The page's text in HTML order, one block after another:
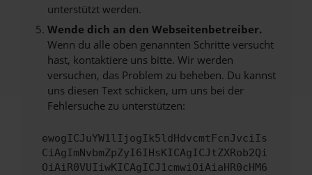
unterstützt werden.
Wende dich an den Webseitenbetreiber.
Wenn du alle oben genannten Schritte versucht
hast, kontaktiere uns bitte. Wir werden
versuchen, das Problem zu beheben. Du kannst
uns diesen Text schicken, um uns bei der
Fehlersuche zu unterstützen:
ewogICJuYW1lIjogIk5ldHdvcmtFcnJvciIs
CiAgImNvbmZpZyI6IHsKICAgICJtZXRob2Qi
OiAiR0VUIiwKICAgICJ1cmwiOiAiaHR0cHM6